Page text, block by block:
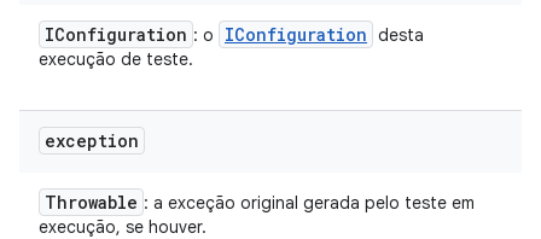
IConfiguration : o IConfiguration desta
execução de teste.
exception
Throwable : a exceção original gerada pelo teste em
execução, se houver.